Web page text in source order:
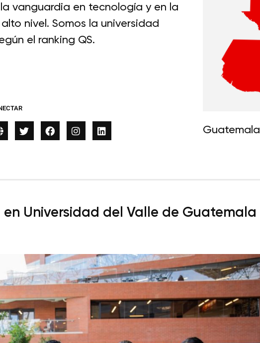
vanguardia en tecnología y en la
nivel. Somos la universidad
el ranking QS.
Guatemala
en Universidad del Valle de Guatemala